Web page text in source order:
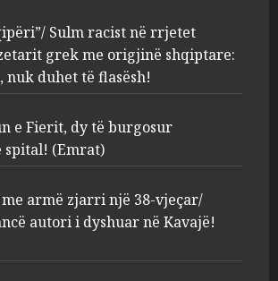
Tentoi të vriste me armë
zjarri një 38-vjeçar/ Kapet në
flagrancë autori i dyshuar në
Kavajë! (Emrat)
AUGUST 8, 2026
Tritol lokalit të Noizyt në
Durrës!
Sulm racist në rrjetet
grek me origjinë shqiptare:
nuk duhet të flasësh!
e Fierit, dy të burgosur
spital! (Emrat)
armë zjarri një 38-vjeçar/
autori i dyshuar në Kavajë!